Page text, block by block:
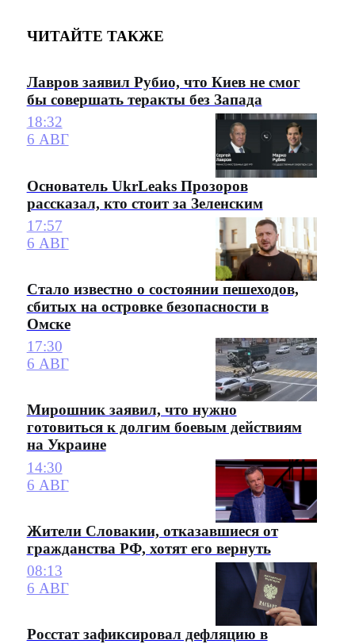
ЧИТАЙТЕ ТАКЖЕ
Лавров заявил Рубио, что Киев не смог
бы совершать теракты без Запада
18:32
6 АВГ
Основатель UkrLeaks Прозоров
рассказал, кто стоит за Зеленским
17:57
6 АВГ
Стало известно о состоянии пешеходов,
сбитых на островке безопасности в
Омске
17:30
6 АВГ
Мирошник заявил, что нужно
готовиться к долгим боевым действиям
на Украине
14:30
6 АВГ
Жители Словакии, отказавшиеся от
гражданства РФ, хотят его вернуть
08:13
6 АВГ
Росстат зафиксировал дефляцию в